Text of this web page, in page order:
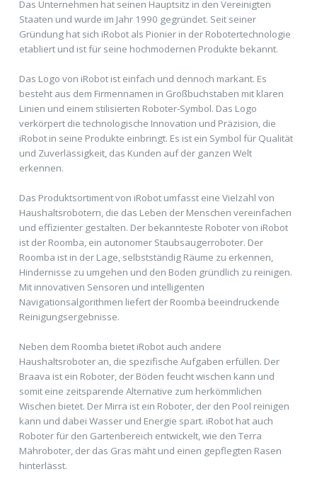
Das Unternehmen hat seinen Hauptsitz in den Vereinigten
Staaten und wurde im Jahr 1990 gegründet. Seit seiner
Gründung hat sich iRobot als Pionier in der Robotertechnologie
etabliert und ist für seine hochmodernen Produkte bekannt.
Das Logo von iRobot ist einfach und dennoch markant. Es
besteht aus dem Firmennamen in Großbuchstaben mit klaren
Linien und einem stilisierten Roboter-Symbol. Das Logo
verkörpert die technologische Innovation und Präzision, die
iRobot in seine Produkte einbringt. Es ist ein Symbol für Qualität
und Zuverlässigkeit, das Kunden auf der ganzen Welt
erkennen.
Das Produktsortiment von iRobot umfasst eine Vielzahl von
Haushaltsrobotern, die das Leben der Menschen vereinfachen
und effizienter gestalten. Der bekannteste Roboter von iRobot
ist der Roomba, ein autonomer Staubsaugerroboter. Der
Roomba ist in der Lage, selbstständig Räume zu erkennen,
Hindernisse zu umgehen und den Boden gründlich zu reinigen.
Mit innovativen Sensoren und intelligenten
Navigationsalgorithmen liefert der Roomba beeindruckende
Reinigungsergebnisse.
Neben dem Roomba bietet iRobot auch andere
Haushaltsroboter an, die spezifische Aufgaben erfüllen. Der
Braava ist ein Roboter, der Böden feucht wischen kann und
somit eine zeitsparende Alternative zum herkömmlichen
Wischen bietet. Der Mirra ist ein Roboter, der den Pool reinigen
kann und dabei Wasser und Energie spart. iRobot hat auch
Roboter für den Gartenbereich entwickelt, wie den Terra
Mähroboter, der das Gras mäht und einen gepflegten Rasen
hinterlässt.